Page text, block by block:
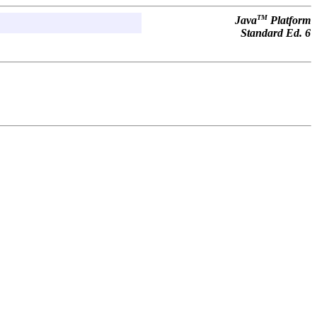
JavaTM Platform
Standard Ed. 6